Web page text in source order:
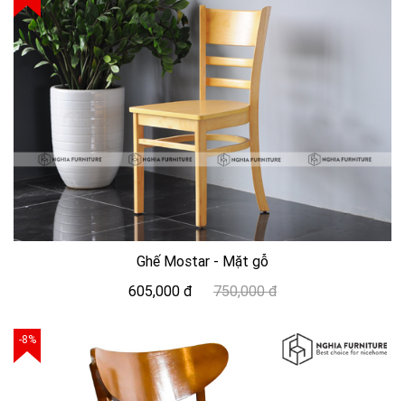
Ghế Mostar - Mặt gỗ
605,000 đ
750,000 đ
-8%